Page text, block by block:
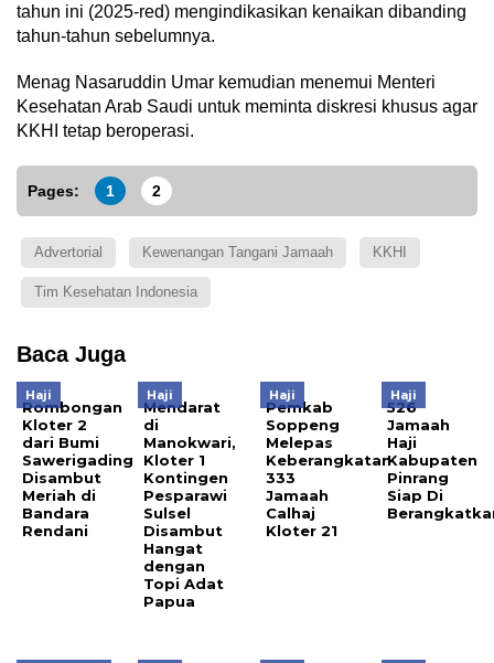
tahun ini (2025-red) mengindikasikan kenaikan dibanding
tahun-tahun sebelumnya.
Menag Nasaruddin Umar kemudian menemui Menteri
Kesehatan Arab Saudi untuk meminta diskresi khusus agar
KKHI tetap beroperasi.
Pages: 1 2
Advertorial Kewenangan Tangani Jamaah KKHI
Tim Kesehatan Indonesia
Baca Juga
Haji
Rombongan
Kloter 2
dari Bumi
Sawerigading
Disambut
Meriah di
Bandara
Rendani
Haji
Mendarat
di
Manokwari,
Kloter 1
Kontingen
Pesparawi
Sulsel
Disambut
Hangat
dengan
Topi Adat
Papua
Haji
Pemkab
Soppeng
Melepas
Keberangkatan
333
Jamaah
Calhaj
Kloter 21
Haji
526
Jamaah
Haji
Kabupaten
Pinrang
Siap Di